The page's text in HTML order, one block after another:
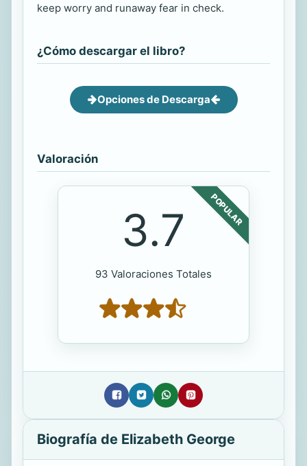
keep worry and runaway fear in check.
¿Cómo descargar el libro?
Opciones de Descarga
Valoración
POPULAR
3.7
93 Valoraciones Totales
Biografía de Elizabeth George